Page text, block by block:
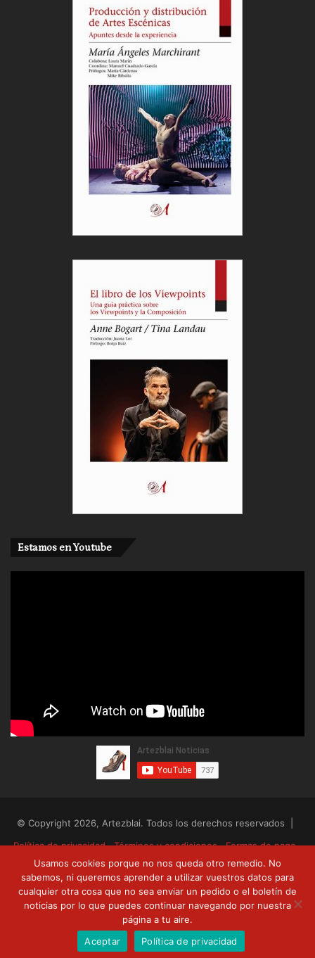
Estamos en Youtube
© Copyright 2026, Artezblai. Todos los derechos reservados |
Política de privacidad
Términos y condiciones
Formas de pago
Envíos y devoluciones
RSS Facebook
TwitterYouTube
Usamos cookies porque no nos queda otro remedio. No
sabemos, ni queremos aprender a utilizar vuestros datos para
cualquier otra cosa que no sea enviar un pedido o el boletín de
noticias por lo que puedes continuar navegando por nuestra
página a tu aire.
Aceptar
Política de privacidad